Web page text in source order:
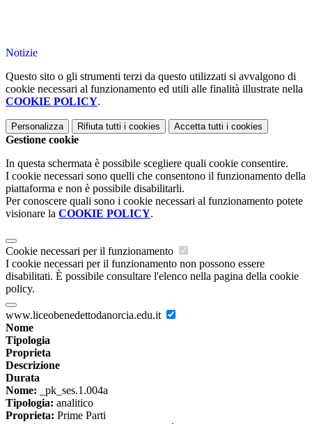
Notizie
Questo sito o gli strumenti terzi da questo utilizzati si avvalgono di
cookie necessari al funzionamento ed utili alle finalità illustrate nella
COOKIE POLICY.
Personalizza Rifiuta tutti i cookies Accetta tutti i cookies
Gestione cookie
In questa schermata è possibile scegliere quali cookie consentire.
I cookie necessari sono quelli che consentono il funzionamento della
piattaforma e non è possibile disabilitarli.
Per conoscere quali sono i cookie necessari al funzionamento potete
visionare la COOKIE POLICY.
Cookie necessari per il funzionamento
I cookie necessari per il funzionamento non possono essere
disabilitati. È possibile consultare l'elenco nella pagina della cookie
policy.
www.liceobenedettodanorcia.edu.it
Nome
Tipologia
Proprieta
Descrizione
Durata
Nome: _pk_ses.1.004a
Tipologia: analitico
Proprieta: Prime Parti